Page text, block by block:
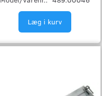
Læg i kurv